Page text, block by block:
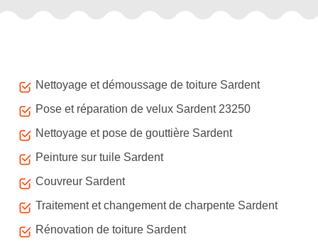
Nettoyage et démoussage de toiture Sardent
Pose et réparation de velux Sardent 23250
Nettoyage et pose de gouttière Sardent
Peinture sur tuile Sardent
Couvreur Sardent
Traitement et changement de charpente Sardent
Rénovation de toiture Sardent